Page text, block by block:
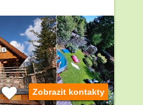
Zobrazit kontakty